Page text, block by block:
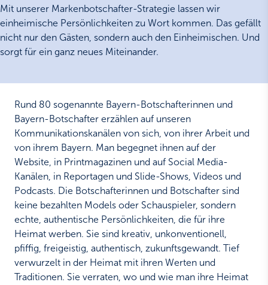
Mit unserer Markenbotschafter-Strategie lassen wir
einheimische Persönlichkeiten zu Wort kommen. Das gefällt
nicht nur den Gästen, sondern auch den Einheimischen. Und
sorgt für ein ganz neues Miteinander.
Rund 80 sogenannte Bayern-Botschafterinnen und
Bayern-Botschafter erzählen auf unseren
Kommunikationskanälen von sich, von ihrer Arbeit und
von ihrem Bayern. Man begegnet ihnen auf der
Website, in Printmagazinen und auf Social Media-
Kanälen, in Reportagen und Slide-Shows, Videos und
Podcasts. Die Botschafterinnen und Botschafter sind
keine bezahlten Models oder Schauspieler, sondern
echte, authentische Persönlichkeiten, die für ihre
Heimat werben. Sie sind kreativ, unkonventionell,
pfiffig, freigeistig, authentisch, zukunftsgewandt. Tief
verwurzelt in der Heimat mit ihren Werten und
Traditionen. Sie verraten, wo und wie man ihre Heimat